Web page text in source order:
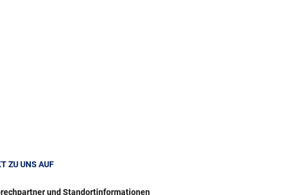
ZU UNS AUF
und Standortinformationen